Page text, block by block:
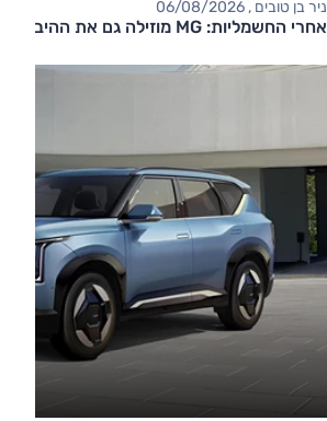
ניר בן טובים , 06/08/2026
אחרי החשמליות: MG מוזילה גם את ההיברידיות